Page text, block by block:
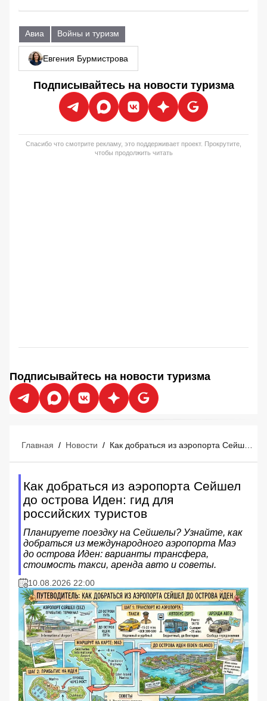
Авиа Войны и туризм
Евгения Бурмистрова
Подписывайтесь на новости туризма
Спасибо что смотрите рекламу, это поддерживает проект. Прокрутите,
чтобы продолжить читать
Подписывайтесь на новости туризма
Главная / Новости / Как добраться из аэропорта Сейшел до острова Иден: гид для российских туристов
Как добраться из аэропорта Сейшел
до острова Иден: гид для
российских туристов
Планируете поездку на Сейшелы? Узнайте, как
добраться из международного аэропорта Маэ
до острова Иден: варианты трансфера,
стоимость такси, аренда авто и советы.
10.08.2026 22:00